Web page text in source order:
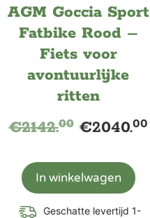
AGM Goccia Sport
Fatbike Rood –
Fiets voor
avontuurlijke
ritten
€2142.00 €2040.00
In winkelwagen
Geschatte levertijd 1-